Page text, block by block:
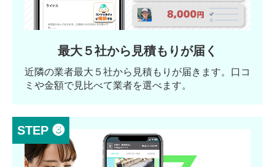
最大５社から見積もりが届く
近隣の業者最大５社から見積もりが届きます。口コ
ミや金額で見比べて業者を選べます。
STEP ❸